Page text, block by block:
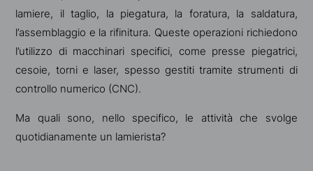
lamiere, il taglio, la piegatura, la foratura, la saldatura,
l’assemblaggio e la rifinitura. Queste operazioni richiedono
l’utilizzo di macchinari specifici, come presse piegatrici,
cesoie, torni e laser, spesso gestiti tramite strumenti di
controllo numerico (CNC).
Ma quali sono, nello specifico, le attività che svolge
quotidianamente un lamierista?